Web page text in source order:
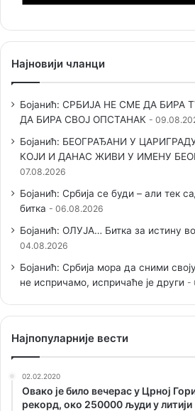
Најновији чланци
Бојанић: СРБИЈА НЕ СМЕ ДА БИРА
ДА БИРА СВОЈ ОПСТАНАК
Бојанић: БЕОГРАЂАНИ У
КОЈИ И ДАНАС ЖИВИ У ИМЕНУ
07.08.2026
Бојанић: Србија се буди – али тек
битка
06.08.2026
Бојанић: ОЛУЈА… Битка за истину
04.08.2026
Бојанић: Србија мора да сними
не испричамо, испричаће је други
Наjпопуларније вести
02.02.2020
Овако је било вечерас у Црној
рекорд, око 250000 људи у